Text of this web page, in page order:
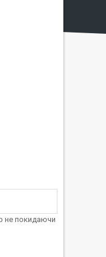
не покидаючи